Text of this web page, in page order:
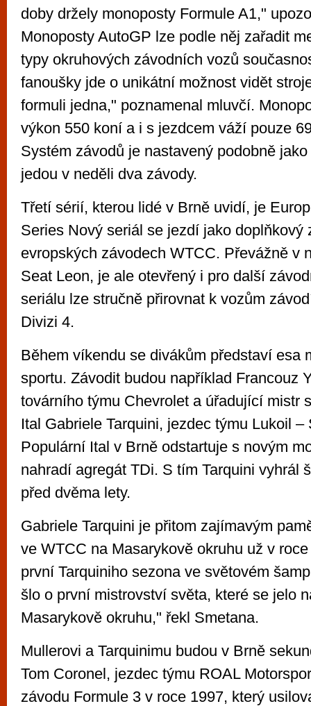
doby držely monoposty Formule A1,"
Monoposty AutoGP lze podle něj zařadit
typy okruhových závodních vozů
fanoušky jde o unikátní možnost vidět
formuli jedna," poznamenal mluvčí.
výkon 550 koní a i s jezdcem váží pouze
Systém závodů je nastavený podobně
jedou v neděli dva závody.
Třetí sérií, kterou lidé v Brně uvidí, je
Series Nový seriál se jezdí jako doplňkový
evropských závodech WTCC. Převážně v
Seat Leon, je ale otevřený i pro další
seriálu lze stručně přirovnat k vozům
Divizi 4.
Během víkendu se divákům představí esa
sportu. Závodit budou například Francouz
továrního týmu Chevrolet a úřadující mistr
Ital Gabriele Tarquini, jezdec týmu Lukoil –
Populární Ital v Brně odstartuje s novým
nahradí agregát TDi. S tím Tarquini vyhrál
před dvěma lety.
Gabriele Tarquini je přitom zajímavým
ve WTCC na Masarykově okruhu už v
první Tarquiniho sezona ve světovém
šlo o první mistrovství světa, které se jelo
Masarykově okruhu," řekl Smetana.
Mullerovi a Tarquinimu budou v Brně
Tom Coronel, jezdec týmu ROAL
závodu Formule 3 v roce 1997, který